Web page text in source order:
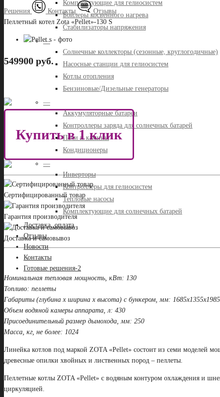
Комплектующие для гелиосистем
Бойлеры косвенного нагрева
Стабилизаторы напряжения
—
Солнечные коллекторы (сезонные, круглогодичные)
Насосные станции для гелиосистем
Котлы отопления
Бензиновые/Дизельные генераторы
—
Аккумуляторные батареи
Контроллеры заряда для солнечных батарей
Печи и камины
Кондиционеры
—
Инверторы
Контроллеры для гелиосистем
Тепловые насосы
Комплектующие для солнечных батарей
Доставка, оплата
Отзывы
Новости
Контакты
Готовые решения-2
Решения Контакты
Отзывы
Пеллетный котел Zota «Pellet»-130 S
549900 руб.
Купить в 1 клик
Сертифицированный товар
Гарантия производителя
Доставка и самовывоз
Номинальная тепловая мощность, кВт: 130
Топливо: пеллеты
Габариты (глубина х ширина х высота) с бункером, мм: 1685х1355х1985
Объем водяной камеры аппарата, л: 430
Присоединительный размер дымохода, мм: 250
Масса, кг, не более: 1024
Линейка котлов под маркой ZOTA «Pellet» состоит из семи моделей
древесные опилки хвойных и лиственных пород – пеллеты.
Пеллетные котлы ZOTA «Pellet» с водяным контуром охлаждения и
циркуляцией.